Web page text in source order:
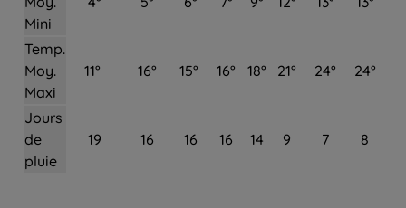
Mini
Temp.
Moy.
Maxi
11° 16° 15° 16° 18° 21° 24° 24°
Jours
de
pluie
19 16 16 16 14 9 7 8